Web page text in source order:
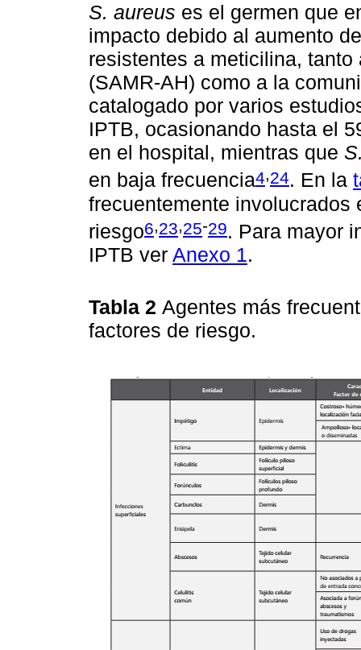
S. aureus es el germen que
impacto debido al aumento
resistentes a meticilina,
(SAMR-AH) como a la
catalogado por varios
IPTB, ocasionando hasta el
en el hospital, mientras que
en baja frecuencia4,24. En la
frecuentemente
riesgo6 23 25-29. Para mayor
IPTB ver Anexo 1.
Tabla 2 Agentes más
factores de riesgo.